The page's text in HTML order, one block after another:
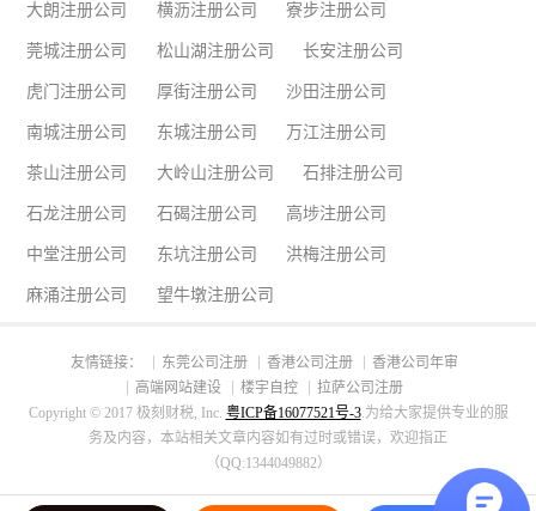
大朗注册公司 横沥注册公司 寮步注册公司
莞城注册公司 松山湖注册公司 长安注册公司
虎门注册公司 厚街注册公司 沙田注册公司
南城注册公司 东城注册公司 万江注册公司
茶山注册公司 大岭山注册公司 石排注册公司
石龙注册公司 石碣注册公司 高埗注册公司
中堂注册公司 东坑注册公司 洪梅注册公司
麻涌注册公司 望牛墩注册公司
友情链接： 东莞公司注册 香港公司注册
香港公司年审
高端网站建设
楼宇自控
拉萨公司注册
Copyright © 2017 极刻财税, Inc. 粤ICP备16077521号-3.为给大家提供专业的服
务及内容，本站相关文章内容如有过时或错误，欢迎指正
（QQ:1344049882）